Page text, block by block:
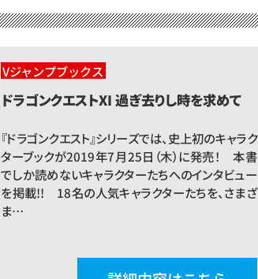
Vジャンプブックス
ドラゴンクエストXI 過ぎ去りし時を求めて
『ドラゴンクエスト』シリーズでは、史上初のキャラク
ターブックが2019年7月25日（木）に発売！ 本書
でしか読めないキャラクターたちへのインタビュー
を掲載!! 18名の人気キャラクターたちを、さまざ
ま…